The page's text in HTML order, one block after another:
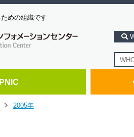
めの組織です
2005年